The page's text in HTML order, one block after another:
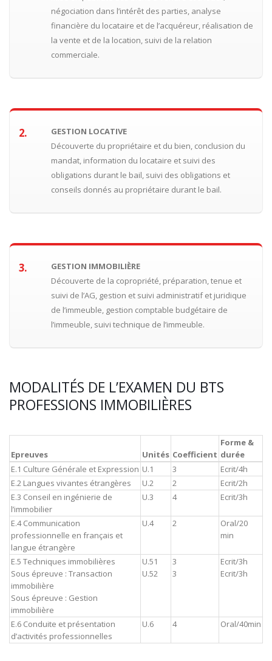
négociation dans l’intérêt des parties, analyse
financière du locataire et de l’acquéreur, réalisation de
la vente et de la location, suivi de la relation
commerciale.
2.
GESTION LOCATIVE
Découverte du propriétaire et du bien, conclusion du
mandat, information du locataire et suivi des
obligations durant le bail, suivi des obligations et
conseils donnés au propriétaire durant le bail.
3.
GESTION IMMOBILIÈRE
Découverte de la copropriété, préparation, tenue et
suivi de l’AG, gestion et suivi administratif et juridique
de l’immeuble, gestion comptable budgétaire de
l’immeuble, suivi technique de l’immeuble.
MODALITÉS DE L’EXAMEN DU BTS
PROFESSIONS IMMOBILIÈRES
Epreuves Unités Coefficient
Forme &
durée
E.1 Culture Générale et Expression U.1 3
Ecrit/4h
E.2 Langues vivantes étrangères
U.2 2
Ecrit/2h
E.3 Conseil en ingénierie de
l’immobilier
U.3 4 Ecrit/3h
E.4 Communication
professionnelle en français et
langue étrangère
U.4 2
Oral/20
min
E.5 Techniques immobilières
Sous épreuve : Transaction
immobilière
Sous épreuve : Gestion
immobilière
U.51
U.52
3
3
Ecrit/3h
Ecrit/3h
E.6 Conduite et présentation
d’activités professionnelles
U.6 4 Oral/40min